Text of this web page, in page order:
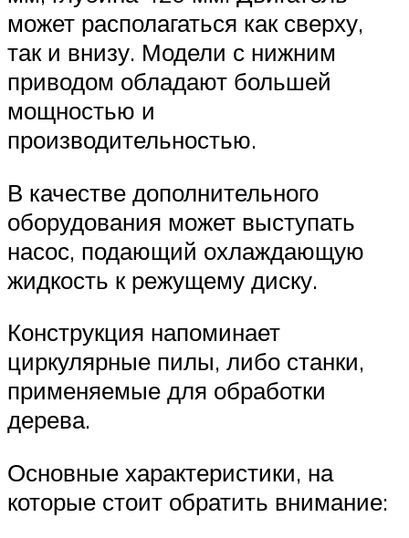
может располагаться как сверху,
так и внизу. Модели с нижним
приводом обладают большей
мощностью и
производительностью.
В качестве дополнительного
оборудования может выступать
насос, подающий охлаждающую
жидкость к режущему диску.
Конструкция напоминает
циркулярные пилы, либо станки,
применяемые для обработки
дерева.
Основные характеристики, на
которые стоит обратить внимание: